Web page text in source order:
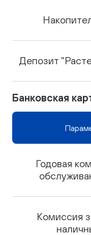
Депозит
Банковская
Годовая
Комиссия